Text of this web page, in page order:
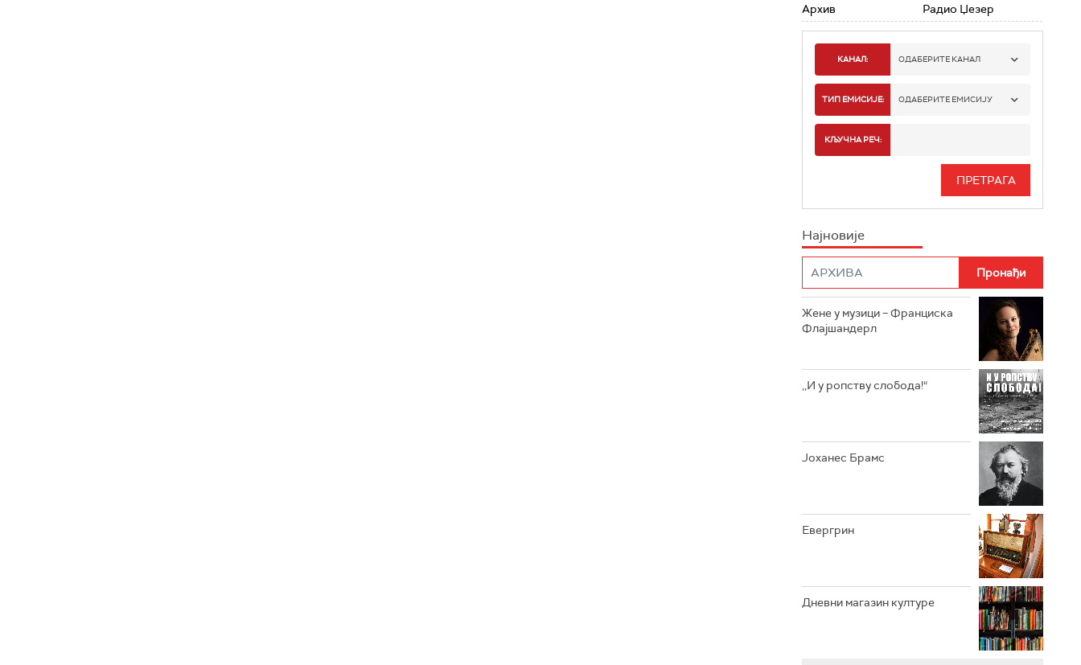
Архив Радио Џезер
КАНАЛ: ОДАБЕРИТЕ КАНАЛ
РАДИО БЕОГРАД 1
РАДИО БЕОГРАД 3
РАДИО РОКЕНРОЛЕР
РАДИО ВРТЕШКА
РАДИО ЏЕЗЕР
ТИП ЕМИСИЈЕ: ОДАБЕРИТЕ ЕМИСИЈУ
ИНФО
КЉУЧНА РЕЧ:
Најновије
Жене у музици – Франциска
Флајшандерл
,,И у ропству слобода!“
Јоханес Брамс
Евергрин
Дневни магазин културе